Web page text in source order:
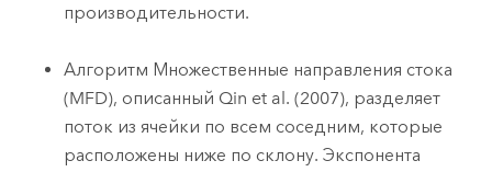
производительности.
Алгоритм Множественные направления стока
(MFD), описанный Qin et al. (2007), разделяет
поток из ячейки по всем соседним, которые
расположены ниже по склону. Экспонента